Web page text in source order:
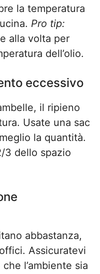
la temperatura
Pro tip:
alla volta per
dell’olio.
eccessivo
il ripieno
Usate una sac
la quantità.
3 dello spazio
abbastanza,
Assicuratevi
l’ambiente sia